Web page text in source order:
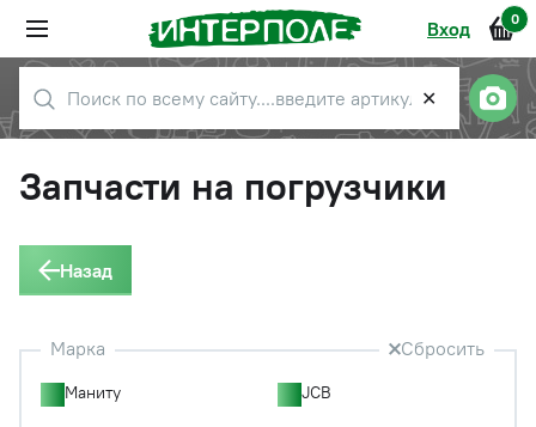
Вход 0
✕
Запчасти на погрузчики
Назад
Марка Сбросить
Маниту JCB